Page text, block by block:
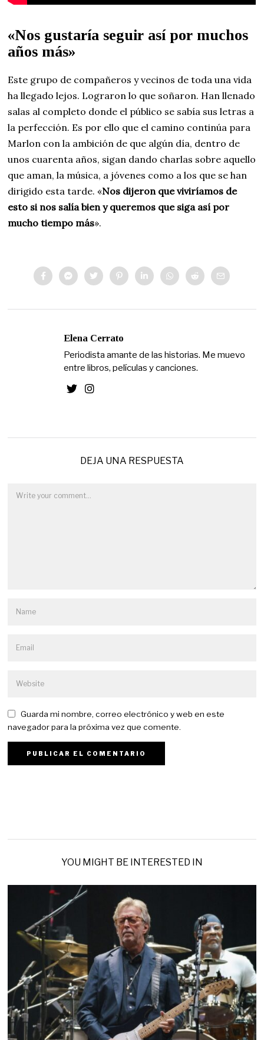
«Nos gustaría seguir así por muchos
años más»
Este grupo de compañeros y vecinos de toda una vida
ha llegado lejos. Lograron lo que soñaron. Han llenado
salas al completo donde el público se sabía sus letras a
la perfección. Es por ello que el camino continúa para
Marlon con la ambición de que algún día, dentro de
unos cuarenta años, sigan dando charlas sobre aquello
que aman, la música, a jóvenes como a los que se han
dirigido esta tarde. «Nos dijeron que viviríamos de
esto si nos salía bien y queremos que siga así por
mucho tiempo más».
Elena Cerrato
Periodista amante de las historias. Me muevo
entre libros, películas y canciones.
DEJA UNA RESPUESTA
Guarda mi nombre, correo electrónico y web en este
navegador para la próxima vez que comente.
YOU MIGHT BE INTERESTED IN